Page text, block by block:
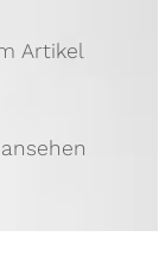
Artikel